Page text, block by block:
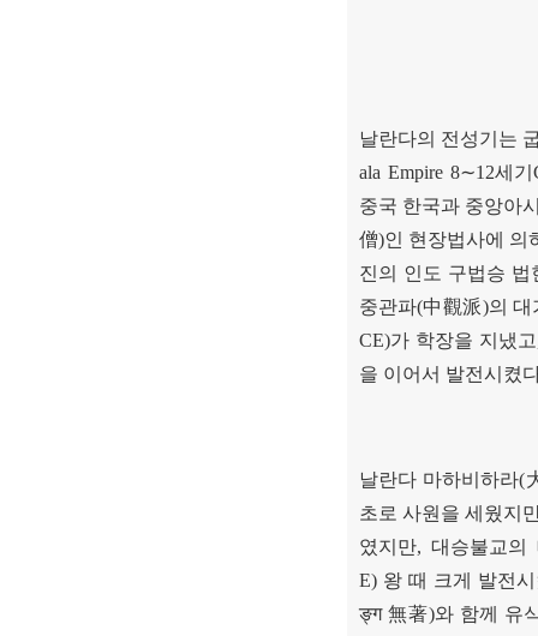
날란다의 전성기는
ala Empire 8∼12세기
중국 한국과 중앙아
僧)인 현장법사에 의
진의 인도 구법승
중관파(中觀派)의
CE)가 학장을 지냈고
을 이어서 발전시켰
날란다 마하비하라(
초로 사원을 세웠지
였지만,대승불교
E) 왕 때 크게 발전
ङ्ग 無著)와 함께 유